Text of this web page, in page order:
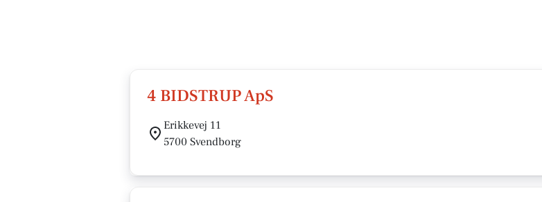
4 BIDSTRUP ApS
Erikkevej 11
5700 Svendborg